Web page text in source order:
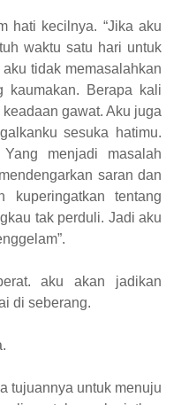
hati kecilnya. “Jika aku
waktu satu hari untuk
tidak memasalahkan
kaumakan. Berapa kali
gawat. Aku juga
sesuka hatimu.
menjadi masalah
saran dan
kuperingatkan tentang
tak perduli. Jadi aku
aku akan jadikan
di seberang.
tujuannya untuk menuju